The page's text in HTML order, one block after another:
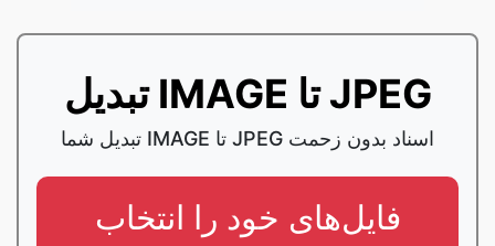
تبدیل IMAGE تا JPEG
تبدیل شما IMAGE تا JPEG اسناد بدون زحمت
فایل‌های خود را انتخاب